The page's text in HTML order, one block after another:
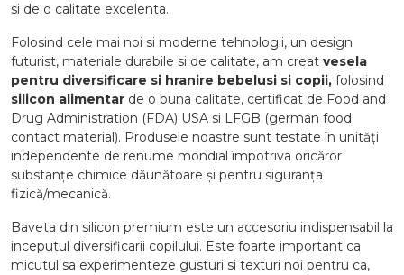
si de o calitate excelenta.
Folosind cele mai noi si moderne tehnologii, un design
futurist, materiale durabile si de calitate, am creat vesela
pentru diversificare si hranire bebelusi si copii, folosind
silicon alimentar de o buna calitate, certificat de Food and
Drug Administration (FDA) USA si LFGB (german food
contact material). Produsele noastre sunt testate în unități
independente de renume mondial împotriva oricăror
substanțe chimice dăunătoare și pentru siguranța
fizică/mecanică.
Baveta din silicon premium este un accesoriu indispensabil la
inceputul diversificarii copilului. Este foarte important ca
micutul sa experimenteze gusturi si texturi noi pentru ca,